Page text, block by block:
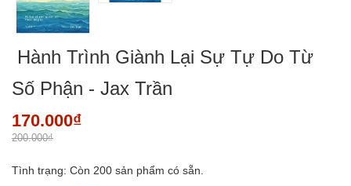
Hành Trình Giành Lại Sự Tự Do Từ
Số Phận - Jax Trần
170.000₫
200.000₫
Tình trạng: Còn 200 sản phẩm có sẵn.